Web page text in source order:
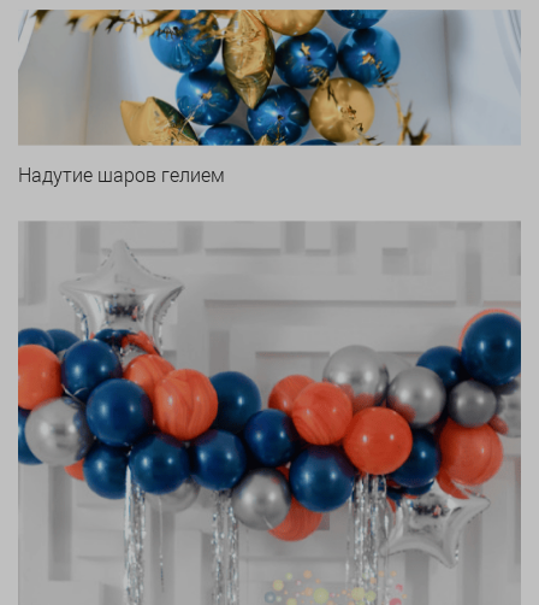
Надутие шаров гелием